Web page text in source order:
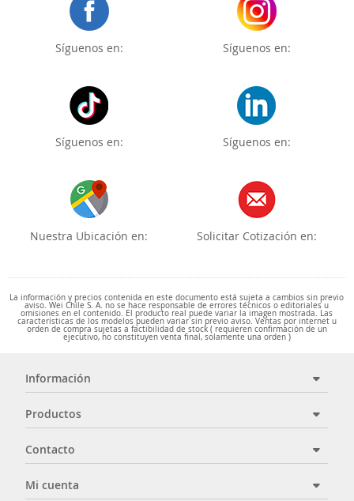
Síguenos en: Síguenos en:
Síguenos en: Síguenos en:
Nuestra Ubicación en: Solicitar Cotización en:
La información y precios contenida en este documento está sujeta a cambios sin previo
aviso. Wei Chile S. A. no se hace responsable de errores técnicos o editoriales u
omisiones en el contenido. El producto real puede variar la imagen mostrada. Las
características de los modelos pueden variar sin previo aviso. Ventas por internet u
orden de compra sujetas a factibilidad de stock ( requieren confirmación de un
ejecutivo, no constituyen venta final, solamente una orden )
Información
Productos
Contacto
Mi cuenta